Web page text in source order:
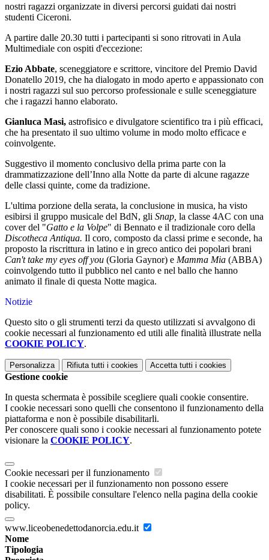
nostri ragazzi organizzate in diversi percorsi guidati dai nostri
studenti Ciceroni.
A partire dalle 20.30 tutti i partecipanti si sono ritrovati in Aula
Multimediale con ospiti d'eccezione:
Ezio Abbate, sceneggiatore e scrittore, vincitore del Premio David
Donatello 2019, che ha dialogato in modo aperto e appassionato con
i nostri ragazzi sul suo percorso professionale e sulle sceneggiature
che i ragazzi hanno elaborato.
Gianluca Masi, astrofisico e divulgatore scientifico tra i più efficaci,
che ha presentato il suo ultimo volume in modo molto efficace e
coinvolgente.
Suggestivo il momento conclusivo della prima parte con la
drammatizzazione dell’Inno alla Notte da parte di alcune ragazze
delle classi quinte, come da tradizione.
L'ultima porzione della serata, la conclusione in musica, ha visto
esibirsi il gruppo musicale del BdN, gli Snap, la classe 4AC con una
cover del "Gatto e la Volpe" di Bennato e il tradizionale coro della
Discotheca Antiqua. Il coro, composto da classi prime e seconde, ha
proposto la riscrittura in latino e in greco antico dei popolari brani
Can't take my eyes off you (Gloria Gaynor) e Mamma Mia (ABBA)
coinvolgendo tutto il pubblico nel canto e nel ballo che hanno
animato il finale di questa Notte magica.
Notizie
Questo sito o gli strumenti terzi da questo utilizzati si avvalgono di
cookie necessari al funzionamento ed utili alle finalità illustrate nella
COOKIE POLICY.
Personalizza Rifiuta tutti i cookies Accetta tutti i cookies
Gestione cookie
In questa schermata è possibile scegliere quali cookie consentire.
I cookie necessari sono quelli che consentono il funzionamento della
piattaforma e non è possibile disabilitarli.
Per conoscere quali sono i cookie necessari al funzionamento potete
visionare la COOKIE POLICY.
Cookie necessari per il funzionamento
I cookie necessari per il funzionamento non possono essere
disabilitati. È possibile consultare l'elenco nella pagina della cookie
policy.
www.liceobenedettodanorcia.edu.it
Nome
Tipologia